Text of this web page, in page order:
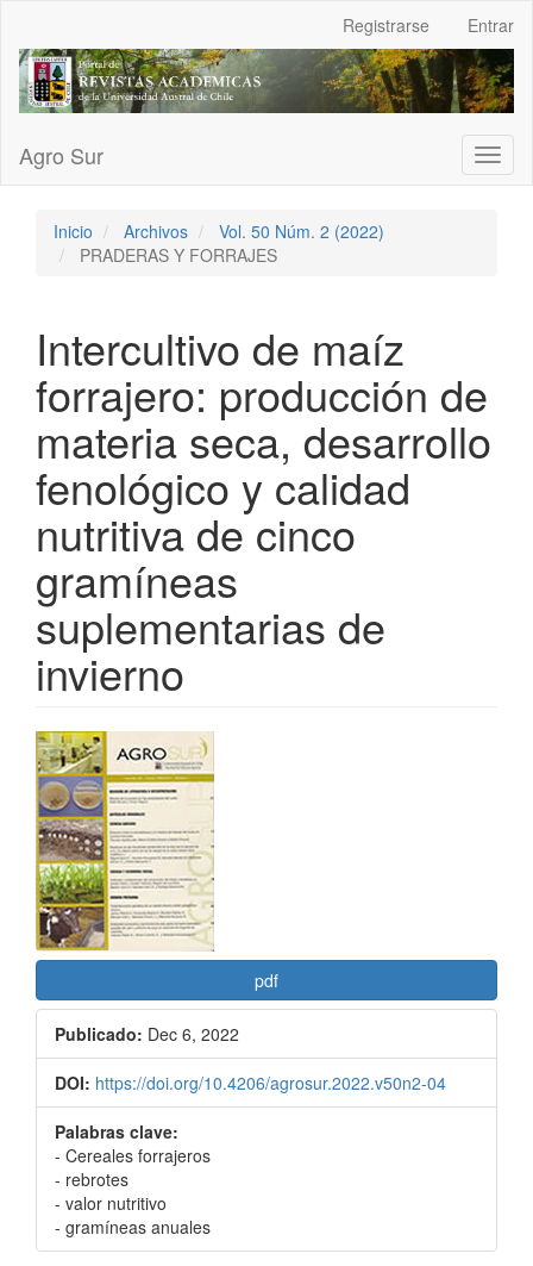
Contenido
principal
Barra
Registrarse Entrar
Agro Sur
Inicio Archivos
Vol. 50 Núm. 2 (2022)
PRADERAS Y FORRAJES
Intercultivo de maíz
forrajero: producción de
materia seca, desarrollo
fenológico y calidad
nutritiva de cinco
gramíneas
suplementarias de
invierno
Barra
lateral
del
artículo
pdf
Publicado: Dec 6, 2022
DOI: https://doi.org/10.4206/agrosur.2022.v50n2-04
Palabras clave:
- Cereales forrajeros
- rebrotes
- valor nutritivo
- gramíneas anuales